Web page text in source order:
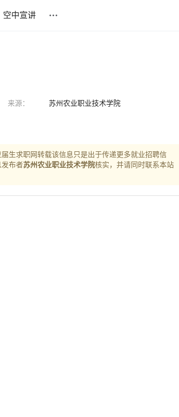
空中宣讲
来源：
苏州农业职业技术学院
届生求职网转载该信息只是出于传递更多就业招聘信
布者苏州农业职业技术学院核实，并请同时联系本站